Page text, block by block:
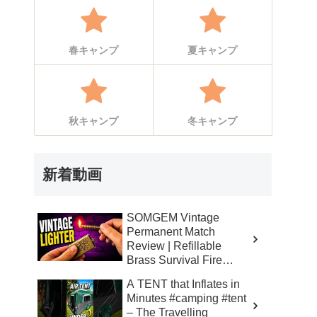
春キャンプ 夏キャンプ
秋キャンプ 冬キャンプ
新着動画
SOMGEM Vintage
Permanent Match
Review | Refillable
Brass Survival Fire
Honest Reviews
A TENT that Inflates in
Minutes #camping #tent
– The Travelling